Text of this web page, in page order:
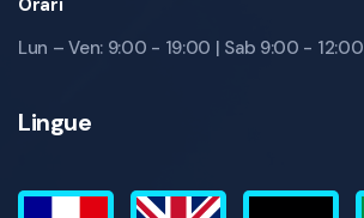
Orari
Lun – Ven: 9:00 - 19:00 | Sab 9:00 - 12:00
Lingue